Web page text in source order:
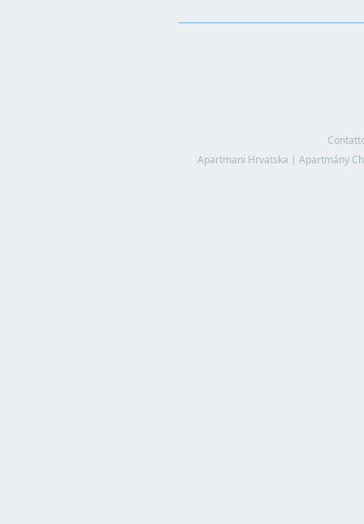
Apartmani Hrvatska | Apartmány